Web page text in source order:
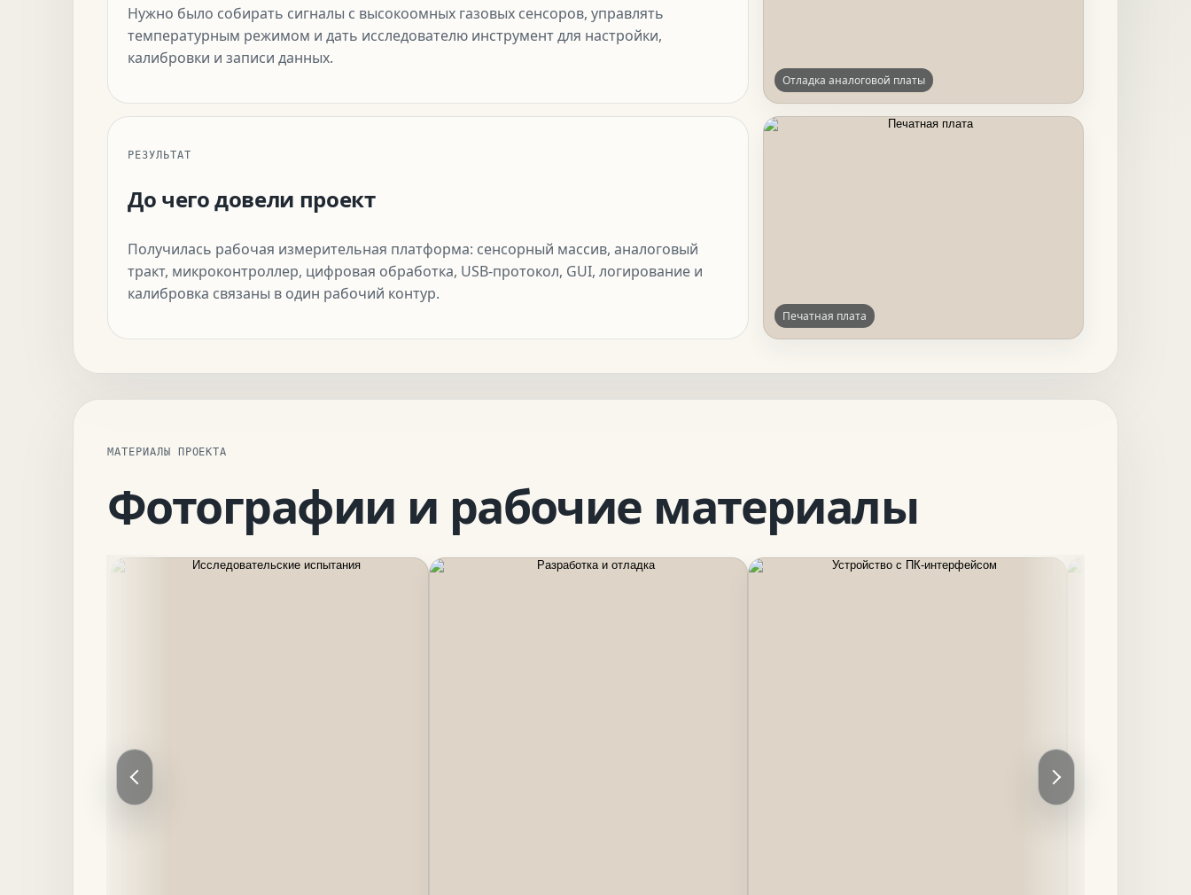
Нужно было собирать сигналы с высокоомных газовых сенсоров, управлять
температурным режимом и дать исследователю инструмент для настройки,
калибровки и записи данных.
РЕЗУЛЬТАТ
До чего довели проект
Получилась рабочая измерительная платформа: сенсорный массив, аналоговый
тракт, микроконтроллер, цифровая обработка, USB-протокол, GUI, логирование и
калибровка связаны в один рабочий контур.
Отладка аналоговой платы
Печатная плата
МАТЕРИАЛЫ ПРОЕКТА
Фотографии и рабочие материалы